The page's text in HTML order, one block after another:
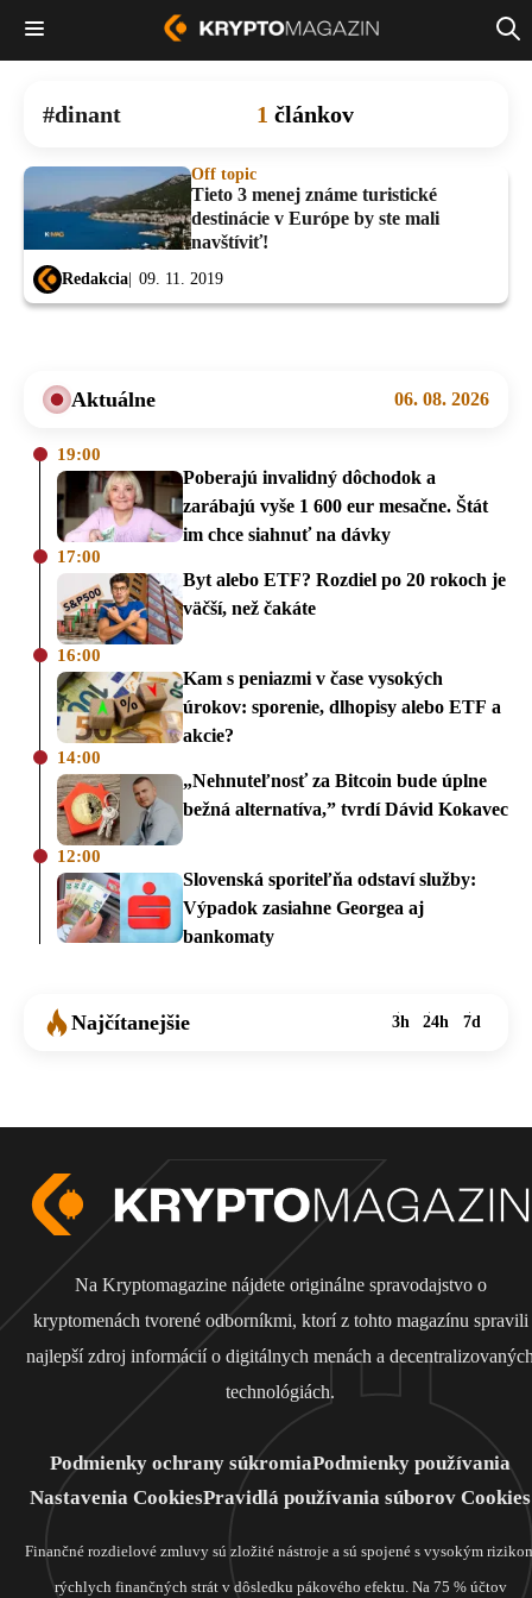
dinant 1 článkov
Off topic
Tieto 3 menej známe turistické
destinácie v Európe by ste mali
navštíviť!
Redakcia 09. 11. 2019
Aktuálne 06. 08. 2026
19:00
Poberajú invalidný dôchodok a
zarábajú vyše 1 600 eur mesačne. Štát
im chce siahnuť na dávky
17:00
Byt alebo ETF? Rozdiel po 20 rokoch je
väčší, než čakáte
16:00
Kam s peniazmi v čase vysokých
úrokov: sporenie, dlhopisy alebo ETF a
akcie?
14:00
„Nehnuteľnosť za Bitcoin bude úplne
bežná alternatíva,” tvrdí Dávid Kokavec
12:00
Slovenská sporiteľňa odstaví služby:
Výpadok zasiahne Georgea aj
bankomaty
Najčítanejšie 3h 24h 7d
Na Kryptomagazine nájdete originálne spravodajstvo o
kryptomenách tvorené odborníkmi, ktorí z tohto magazínu spravili
najlepší zdroj informácií o digitálnych menách a
technológiách.
Podmienky ochrany súkromiaPodmienky používania
Nastavenia CookiesPravidlá používania súborov Cookies
Finančné rozdielové zmluvy sú zložité nástroje a sú spojené s vysokým
rýchlych finančných strát v dôsledku pákového efektu. Na 75 % účtov